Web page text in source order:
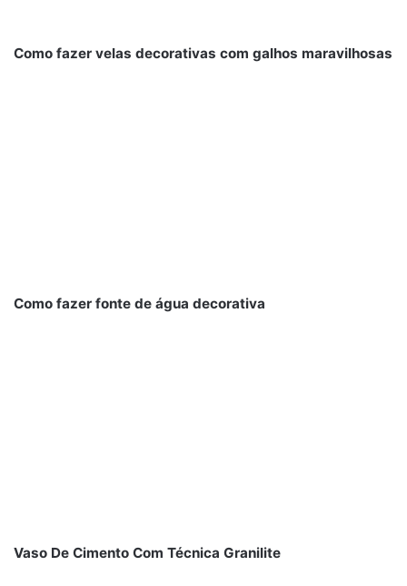
Como fazer velas decorativas com galhos maravilhosas
Como fazer fonte de água decorativa
Vaso De Cimento Com Técnica Granilite